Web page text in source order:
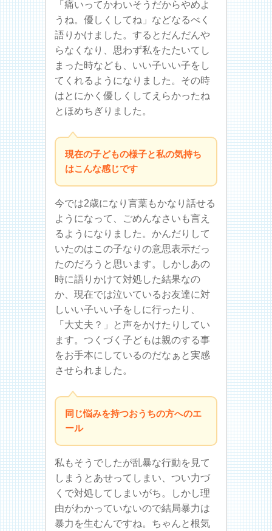
「痛いってかわいそうだからやめよ
うね。優しくしてね」などなるべく
語りかけました。するとだんだんや
らなくなり、思わず私をたたいてし
まった時なども、いい子いい子をし
てくれるようになりました。その時
はとにかく優しくしてえらかったね
とほめちぎりました。
現在の子どもの様子と私の気持ち
はこんな感じです
今では2歳になり言葉もかなり話せる
ようになって、ごめんなさいも言え
るようになりました。かんだりして
いたのはこの子なりの意思表示だっ
たのだろうと思います。しかしあの
時に語りかけて対処した結果なの
か、現在では泣いているお友達に対
しいい子いい子をしに行ったり、
「大丈夫？」と声をかけたりしてい
ます。つくづく子どもは親のする事
をお手本にしているのだなぁと実感
させられました。
同じ悩みを持つおうちの方へのエ
ール
私もそうでしたが乱暴な行動を見て
しまうとあせってしまい、つい力づ
くで対処してしまいがち。しかし理
由がわかっていないので結局暴力は
暴力を生むんですね。ちゃんと根気